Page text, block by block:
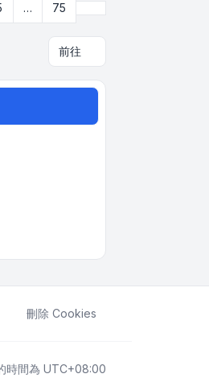
… 75
前往
刪除 Cookies
時間為 UTC+08:00